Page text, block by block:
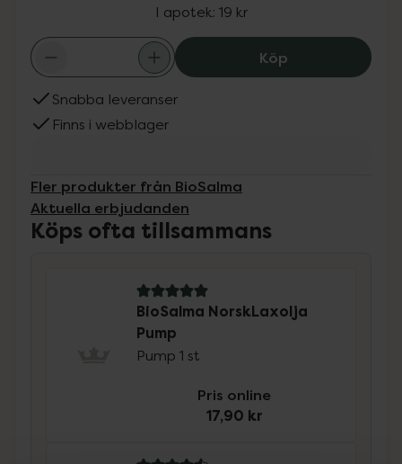
I apotek: 19 kr
KöpBioSalma
Snabba leveranser
Finns i webblager
Fler produkter från BioSalma
Aktuella erbjudanden
Köps ofta tillsammans
5 av 5 i omdöme
BioSalma NorskLaxolja
Pump
Pump 1 st
Pris online
17,90 kr